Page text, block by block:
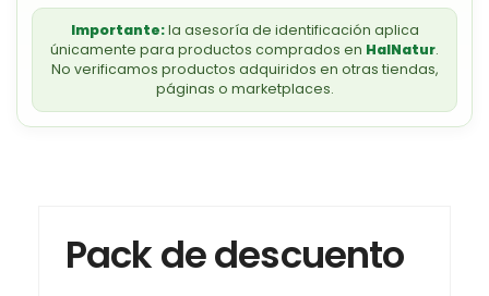
Importante:la asesoría de identificación aplica
únicamente para productos comprados en HalNatur.
No verificamos productos adquiridos en otras tiendas,
páginas o marketplaces.
Pack de descuento